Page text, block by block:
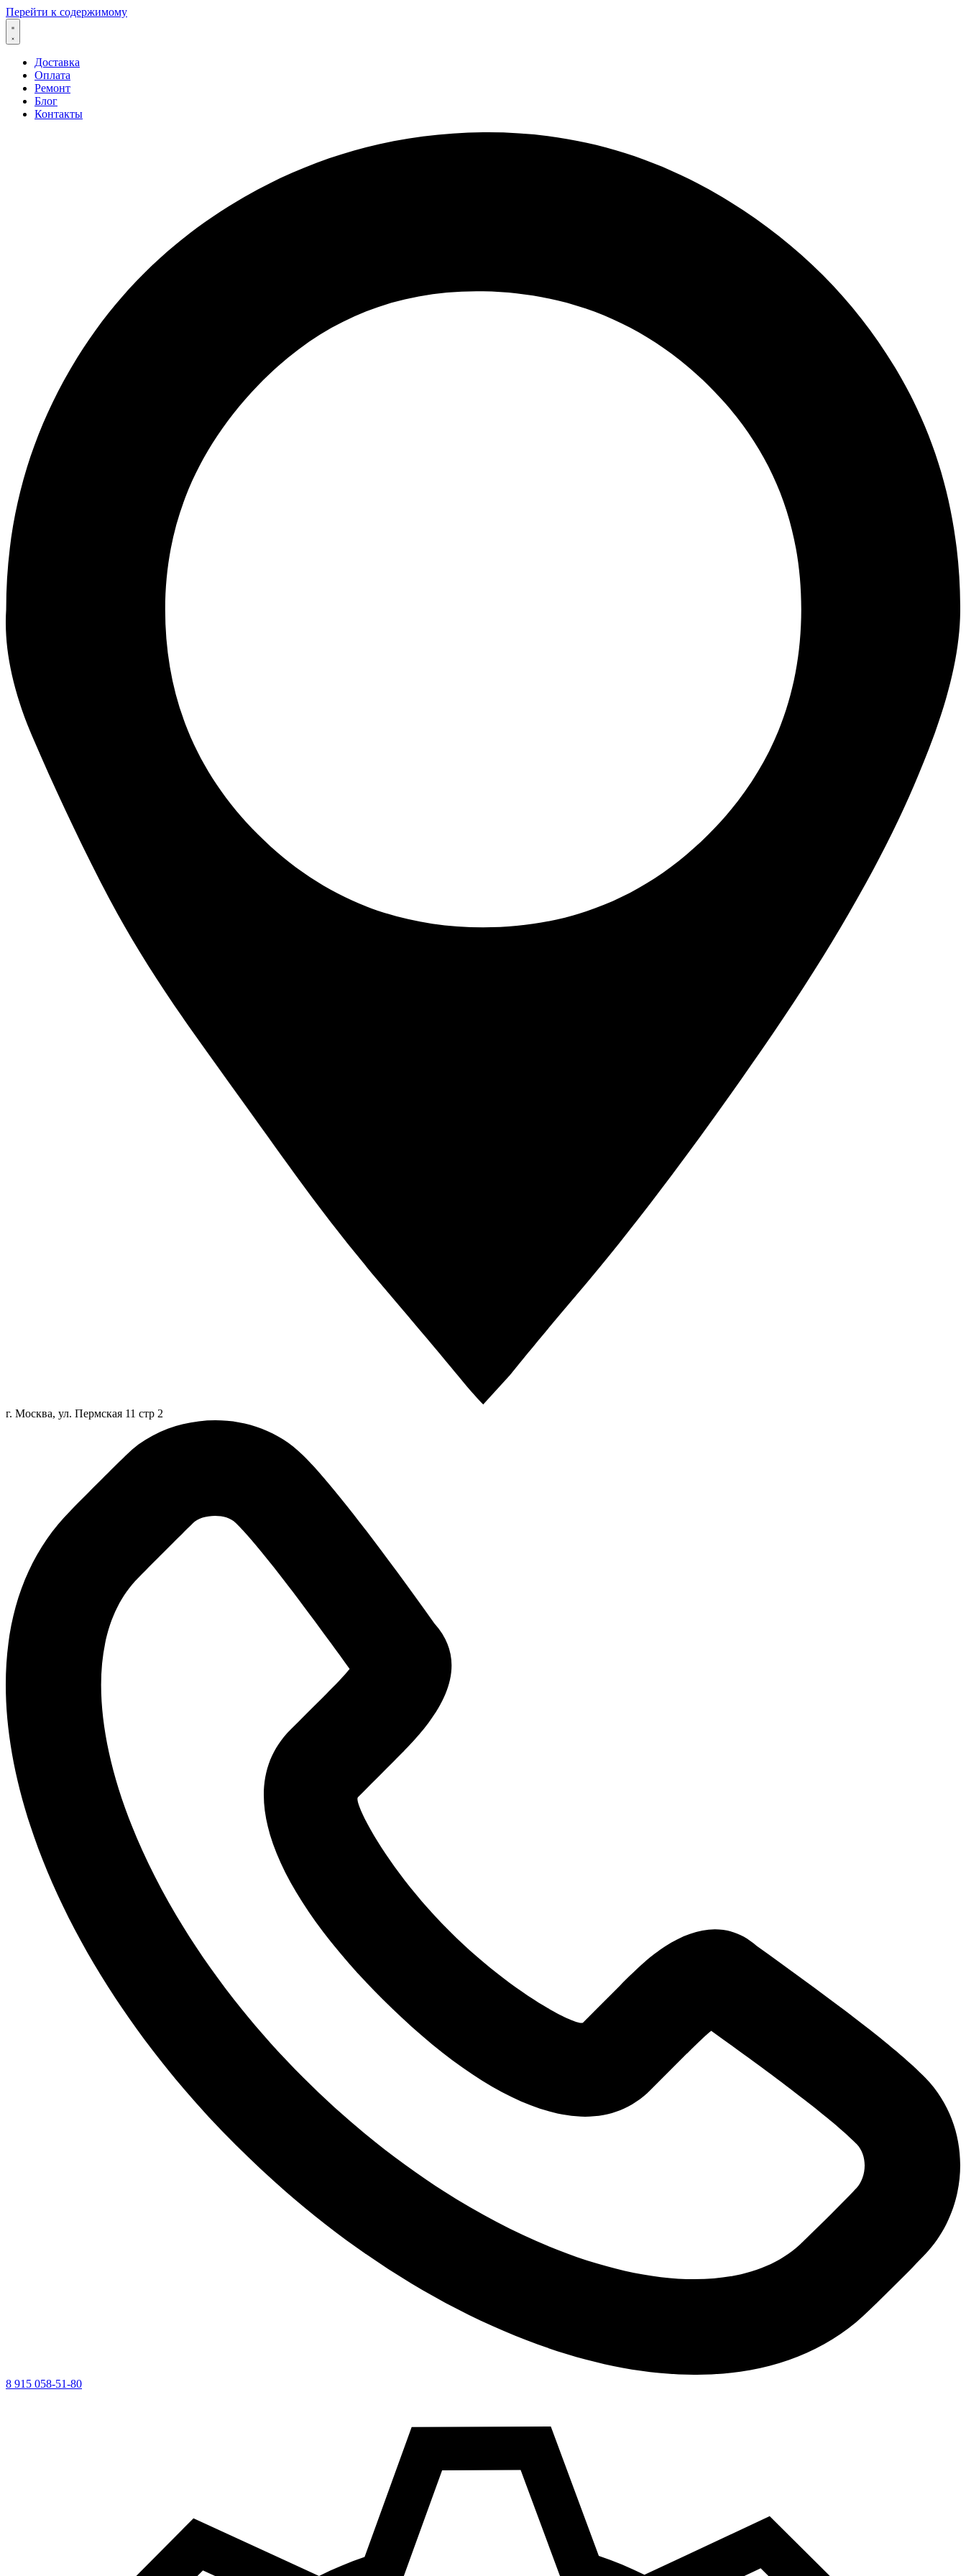
Перейти к содержимому
Доставка
Оплата
Ремонт
Блог
Контакты
г. Москва, ул. Пермская 11 стр 2
8 915 058-51-80